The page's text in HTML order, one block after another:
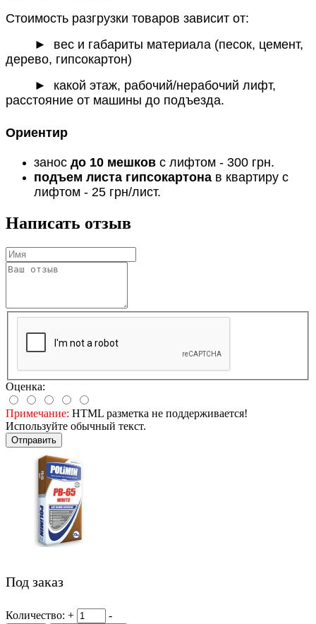
Стоимость разгрузки товаров зависит от:
►
вес и габариты материала (песок, цемент,
дерево, гипсокартон)
► какой этаж, рабочий/нерабочий лифт,
расстояние от машины до подъезда.
Ориентир
занос до 10 мешков с лифтом - 300 грн.
подъем листа гипсокартона в квартиру с
лифтом - 25 грн/лист.
Написать отзыв
Оценка:
Примечание: HTML разметка не поддерживается!
Используйте обычный текст.
Отправить
Под заказ
Количество: + -